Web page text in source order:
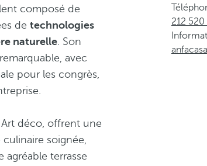
composé de
de technologies
naturelle. Son
avec
pour les congrès,
déco, offrent une
soignée,
terrasse
212